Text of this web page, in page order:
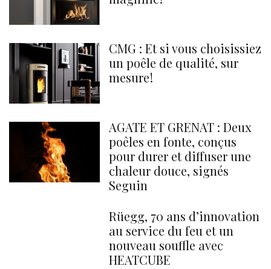
CMG : Et si vous choisissiez
un poêle de qualité, sur
mesure !
AGATE ET GRENAT : Deux
poêles en fonte, conçus
pour durer et diffuser une
chaleur douce, signés
Seguin
Rüegg, 70 ans d’innovation
au service du feu et un
nouveau souffle avec
HEATCUBE